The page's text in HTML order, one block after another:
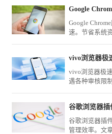
Google
速。节省系统
vivo浏览器极
遇各种审核限
谷歌浏览器
谷歌浏览器插
管理效率。文